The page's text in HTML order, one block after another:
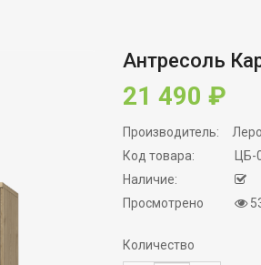
Антресоль
21 490 ₽
Производитель:
Код товара:
ЦБ-
Наличие:
Просмотрено
Количество